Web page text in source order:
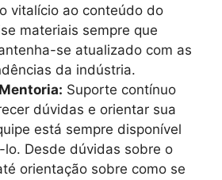
vitalício ao conteúdo do
materiais sempre que
se atualizado com as
da indústria.
Suporte contínuo
dúvidas e orientar sua
está sempre disponível
lo. Desde dúvidas sobre o
orientação sobre como se